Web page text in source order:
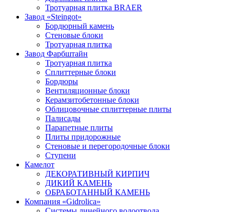
Тротуарная плитка BRAER
Завод «Steingot»
Бордюрный камень
Стеновые блоки
Тротуарная плитка
Завод Фарбштайн
Тротуарная плитка
Cплиттерные блоки
Бордюры
Вентиляционные блоки
Керамзитобетонные блоки
Облицовочные сплиттерные плиты
Палисады
Парапетные плиты
Плиты придорожные
Стеновые и перегородочные блоки
Ступени
Камелот
ДЕКОРАТИВНЫЙ КИРПИЧ
ДИКИЙ КАМЕНЬ
ОБРАБОТАННЫЙ КАМЕНЬ
Компания «Gidrolica»